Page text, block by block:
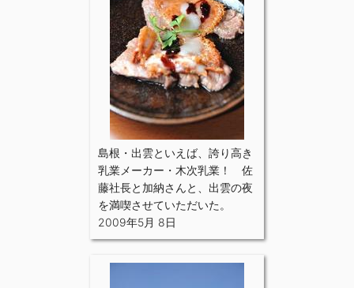
島根・出雲といえば、誇り高き
乳業メーカー・木次乳業！ 佐
藤社長と加納さんと、出雲の夜
を満喫させていただいた。
2009年5月 8日